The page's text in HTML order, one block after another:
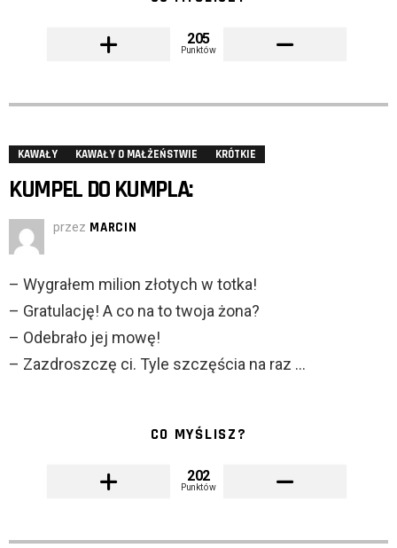
205
Punktów
KAWAŁY KAWAŁY O MAŁŻEŃSTWIE KRÓTKIE
KUMPEL DO KUMPLA:
przez MARCIN
– Wygrałem milion złotych w totka!
– Gratulację! A co na to twoja żona?
– Odebrało jej mowę!
– Zazdroszczę ci. Tyle szczęścia na raz …
CO MYŚLISZ?
202
Punktów